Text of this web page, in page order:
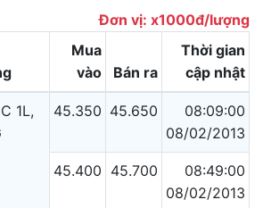
Đơn vị: x1000đ/lượng
Mua
vào
Bán ra
Thời gian
cập nhật
1L,
45.350 45.650
08:09:00
08/02/2013
45.400 45.700
08:49:00
08/02/2013